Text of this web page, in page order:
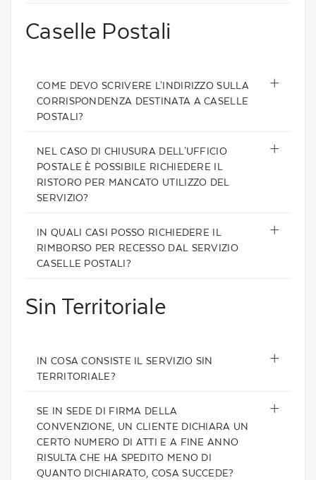
Caselle Postali
COME DEVO SCRIVERE L'INDIRIZZO SULLA
CORRISPONDENZA DESTINATA A CASELLE
POSTALI?
NEL CASO DI CHIUSURA DELL'UFFICIO
POSTALE È POSSIBILE RICHIEDERE IL
RISTORO PER MANCATO UTILIZZO DEL
SERVIZIO?
IN QUALI CASI POSSO RICHIEDERE IL
RIMBORSO PER RECESSO DAL SERVIZIO
CASELLE POSTALI?
Sin Territoriale
IN COSA CONSISTE IL SERVIZIO SIN
TERRITORIALE?
SE IN SEDE DI FIRMA DELLA
CONVENZIONE, UN CLIENTE DICHIARA UN
CERTO NUMERO DI ATTI E A FINE ANNO
RISULTA CHE HA SPEDITO MENO DI
QUANTO DICHIARATO, COSA SUCCEDE?